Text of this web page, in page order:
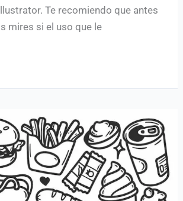
Te recomiendo que antes
mires si el uso que le